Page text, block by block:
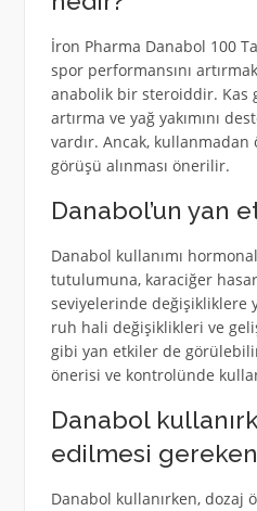
İron Pharma Danabol 100
spor performansını
anabolik bir steroiddir. Kas
artırma ve yağ yakımını
vardır. Ancak,
görüşü alınması önerilir.
Danabol’un yan
Danabol kullanımı
tutulumuna, karaciğer
seviyelerinde değişikliklere
ruh hali değişiklikleri ve
gibi yan etkiler de
önerisi ve kontrolünde
Danabol
edilmesi
Danabol kullanırken, dozaj